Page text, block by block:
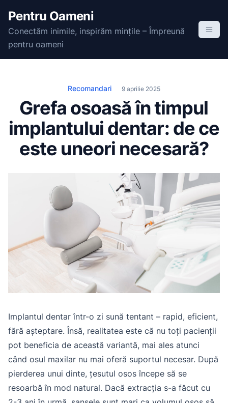
t
Pentru Oameni
Conectăm inimile, inspirăm mințile – Împreună
pentru oameni
Recomandari 9 aprilie 2025
Grefa osoasă în timpul
implantului dentar: de ce
este uneori necesară?
Implantul dentar într-o zi sună tentant – rapid, eficient,
fără așteptare. Însă, realitatea este că nu toți pacienții
pot beneficia de această variantă, mai ales atunci
când osul maxilar nu mai oferă suportul necesar. După
pierderea unui dinte, țesutul osos începe să se
resoarbă în mod natural. Dacă extracția s-a făcut cu